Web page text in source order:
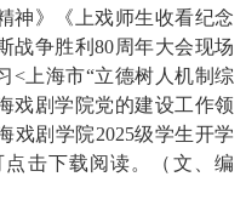
神》《上戏师生收看纪念
战争胜利80周年大会现场
<上海市“立德树人机制综
戏剧学院党的建设工作领
戏剧学院2025级学生开学
击下载阅读。（文、编